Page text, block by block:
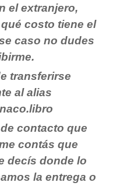
el extranjero,
costo tiene el
caso no dudes
transferirse
al alias
contacto que
contás que
decís donde lo
la entrega o